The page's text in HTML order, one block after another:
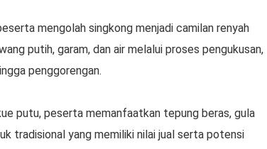
mengolah singkong menjadi camilan renyah
putih, garam, dan air melalui proses pengukusan,
penggorengan.
putu, peserta memanfaatkan tepung beras, gula
tradisional yang memiliki nilai jual serta potensi